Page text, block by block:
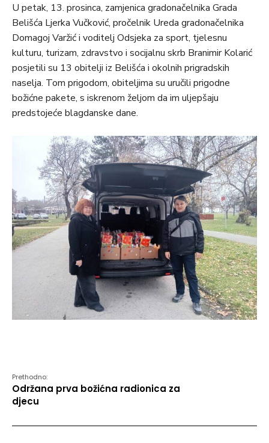
U petak, 13. prosinca, zamjenica gradonačelnika Grada
Belišća Ljerka Vučković, pročelnik Ureda gradonačelnika
Domagoj Varžić i voditelj Odsjeka za sport, tjelesnu
kulturu, turizam, zdravstvo i socijalnu skrb Branimir Kolarić
posjetili su 13 obitelji iz Belišća i okolnih prigradskih
naselja. Tom prigodom, obiteljima su uručili prigodne
božićne pakete, s iskrenom željom da im uljepšaju
predstojeće blagdanske dane.
Prethodno:
Održana prva božićna radionica za
djecu